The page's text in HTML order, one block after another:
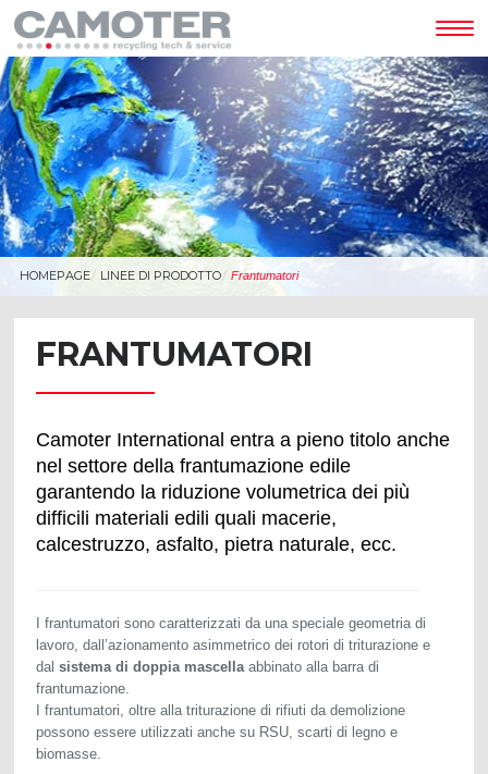
HOMEPAGE LINEE DI PRODOTTO Frantumatori
FRANTUMATORI
Camoter International entra a pieno titolo anche
nel settore della frantumazione edile
garantendo la riduzione volumetrica dei più
difficili materiali edili quali macerie,
calcestruzzo, asfalto, pietra naturale, ecc.
I frantumatori sono caratterizzati da una speciale geometria di
lavoro, dall’azionamento asimmetrico dei rotori di triturazione e
dalsistema di doppia mascellaabbinato alla barra di
frantumazione.
I frantumatori, oltre alla triturazione di rifiuti da demolizione
possono essere utilizzati anche su RSU, scarti di legno e
biomasse.